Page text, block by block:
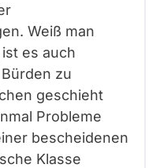
Weiß man
es auch
zu
geschieht
Probleme
bescheidenen
Klasse